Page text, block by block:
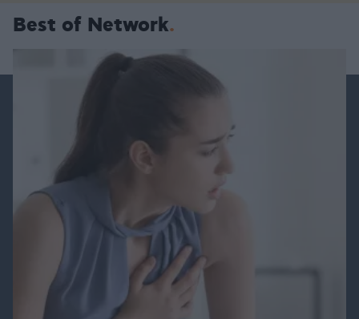
Best of Network